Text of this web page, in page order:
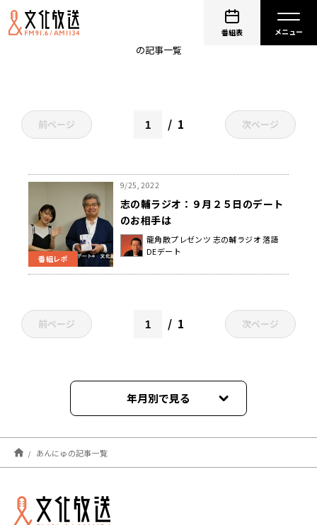
番組表
の記事一覧
前ページ 1 次ページ
番組レポ
9/25, 2022
志の輔ラジオ：９月２５日のデート
のお相手は
龍角散プレゼンツ 志の輔ラジオ 落語
DEデート
前ページ 1 次ページ
年月別で見る
2024年04月
2024年03月
2023年07月
あんにゅの記事一覧